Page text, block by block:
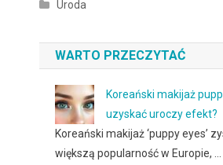
Uroda
WARTO PRZECZYTAĆ
Koreański makijaż
uzyskać uroczy efekt?
Koreański makijaż ‘puppy eyes’
większą popularność w Europie, …